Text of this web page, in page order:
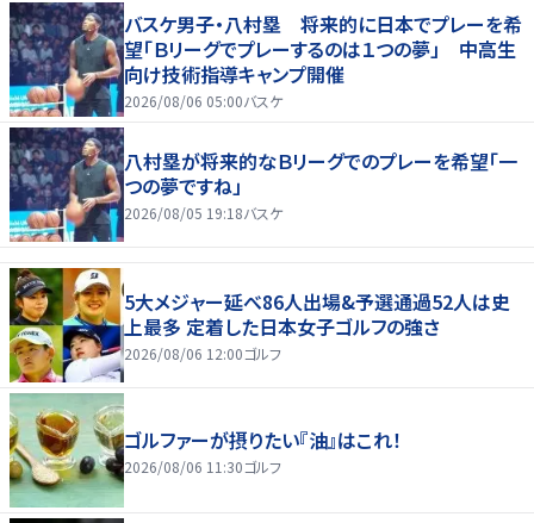
バスケ男子・八村塁 将来的に日本でプレーを希
望「Ｂリーグでプレーするのは１つの夢」 中高生
向け技術指導キャンプ開催
2026/08/06 05:00バスケ
八村塁が将来的なＢリーグでのプレーを希望「一
つの夢ですね」
2026/08/05 19:18バスケ
5大メジャー延べ86人出場&予選通過52人は史
上最多 定着した日本女子ゴルフの強さ
2026/08/06 12:00ゴルフ
ゴルファーが摂りたい『油』はこれ！
2026/08/06 11:30ゴルフ